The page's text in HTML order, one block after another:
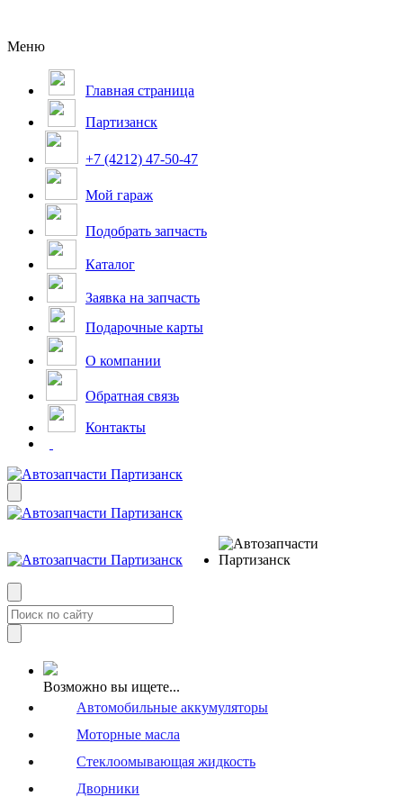
Меню
Главная страница
Партизанск
+7 (4212) 47-50-47
Мой гараж
Подобрать запчасть
Каталог
Заявка на запчасть
Подарочные карты
О компании
Обратная связь
Контакты
Возможно вы ищете...
Автомобильные аккумуляторы
Моторные масла
Стеклоомывающая жидкость
Дворники